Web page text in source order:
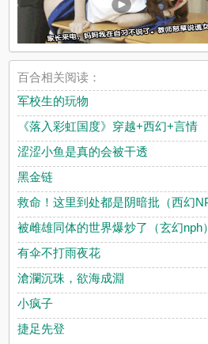
百合相关阅读：
军校生的玩物
《落入彩虹国度》穿越+西幻+言情
涩涩小鱼是真的会被干透
黑金链
救命！这里到处都是阴暗批（西幻
被雌雄同体的世界爆炒了（玄幻nph）
有伞不打雨夜花
滄瀾沉珠，欲海成淵
小疯子
捷足先登